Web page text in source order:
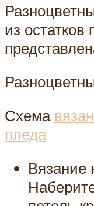
из
Схема
пледа
Вязание